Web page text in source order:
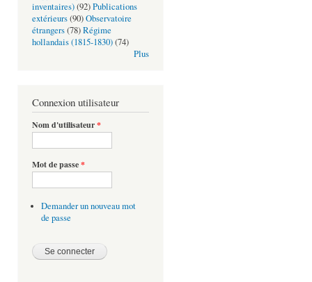
inventaires)(92)Publications
extérieurs(90)Observatoire
étrangers(78)Régime
hollandais (1815-1830)(74)
Plus
Connexion utilisateur
Nom d'utilisateur*
Mot de passe*
Demander un nouveau mot
de passe